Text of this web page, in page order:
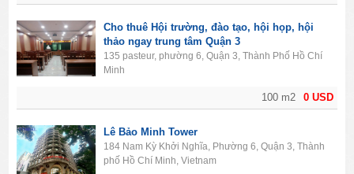
0 USD
100 m2
Cho thuê Hội trường, đào tạo, hội họp, hội
thảo ngay trung tâm Quận 3
135 pasteur, phường 6, Quận 3, Thành Phố Hồ Chí
Minh
Lê Bảo Minh Tower
184 Nam Kỳ Khởi Nghĩa, Phường 6, Quận 3, Thành
phố Hồ Chí Minh, Vietnam